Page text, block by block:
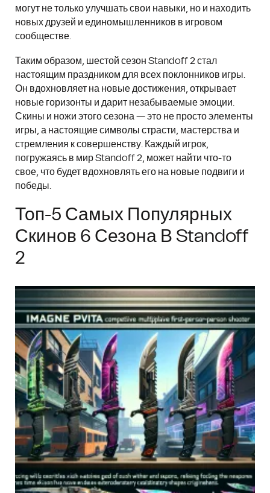
могут не только улучшать свои навыки, но и находить
новых друзей и единомышленников в игровом
сообществе.
Таким образом, шестой сезон Standoff 2 стал
настоящим праздником для всех поклонников игры.
Он вдохновляет на новые достижения, открывает
новые горизонты и дарит незабываемые эмоции.
Скины и ножи этого сезона — это не просто элементы
игры, а настоящие символы страсти, мастерства и
стремления к совершенству. Каждый игрок,
погружаясь в мир Standoff 2, может найти что-то
свое, что будет вдохновлять его на новые подвиги и
победы.
Топ-5 Самых Популярных
Скинов 6 Сезона В Standoff
2